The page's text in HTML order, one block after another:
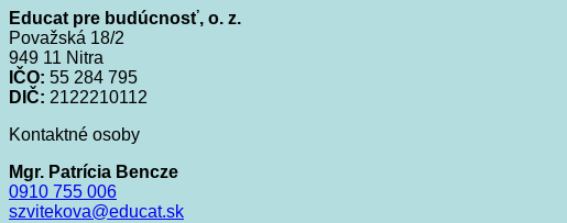
Educat pre budúcnosť, o. z.
Považská 18/2
949 11 Nitra
IČO: 55 284 795
DIČ: 2122210112
Kontaktné osoby
Mgr. Patrícia Bencze
0910 755 006
szvitekova@educat.sk